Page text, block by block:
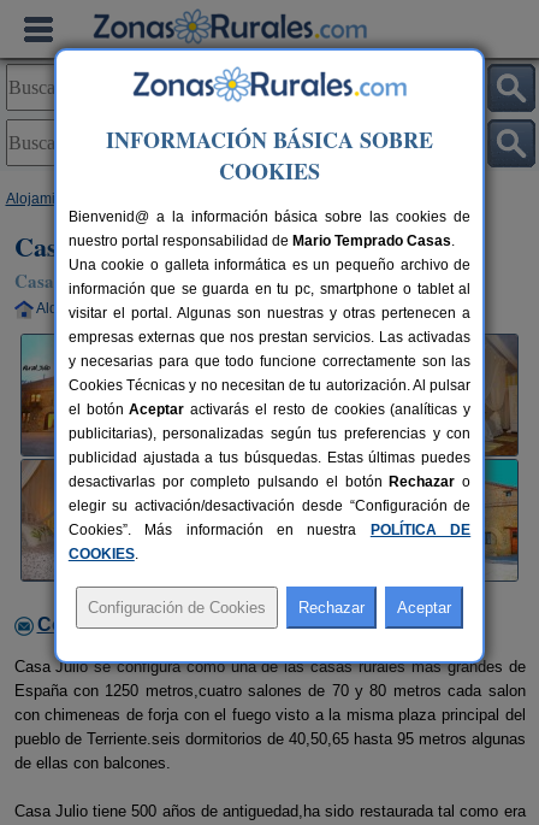
Alojamientos
Casa Rural Julio
Casa Rural en Terriente (Teruel)
Alquiler completo 2-12+3 plazas 55 km de Teruel
Contactar con el alojamiento
Casa Julio se configura como una de las casas rurales mas grandes de
España con 1250 metros,cuatro salones de 70 y 80 metros cada salon
con chimeneas de forja con el fuego visto a la misma plaza principal del
pueblo de Terriente.seis dormitorios de 40,50,65 hasta 95 metros algunas
de ellas con balcones.
Casa Julio tiene 500 años de antiguedad,ha sido restaurada tal como era
INFORMACIÓN BÁSICA SOBRE
COOKIES
Bienvenid@ a la información básica sobre las cookies de
nuestro portal responsabilidad de Mario Temprado Casas.
Una cookie o galleta informática es un pequeño archivo de
información que se guarda en tu pc, smartphone o tablet al
visitar el portal. Algunas son nuestras y otras pertenecen a
empresas externas que nos prestan servicios. Las activadas
y necesarias para que todo funcione correctamente son las
Cookies Técnicas y no necesitan de tu autorización. Al pulsar
el botónAceptar activarás el resto de cookies (analíticas y
publicitarias), personalizadas según tus preferencias y con
publicidad ajustada a tus búsquedas. Estas últimas puedes
desactivarlas por completo pulsando el botón Rechazar o
elegir su activación/desactivación desde “Configuración de
Cookies”. Más información en nuestra
POLÍTICA DE
COOKIES.